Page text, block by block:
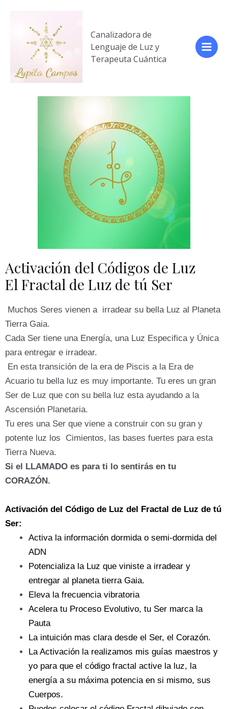
Canalizadora de
Lenguaje de Luz y
Terapeuta Cuántica
Activación del Códigos de Luz
El Fractal de Luz de tú Ser
Muchos Seres vienen a irradear su bella Luz al Planeta
Tierra Gaia.
Cada Ser tiene una Energía, una Luz Especifica y Única
para entregar e irradear.
En esta transición de la era de Piscis a la Era de
Acuario tu bella luz es muy importante. Tu eres un gran
Ser de Luz que con su bella luz esta ayudando a la
Ascensión Planetaria.
Tu eres una Ser que viene a construir con su gran y
potente luz los Cimientos, las bases fuertes para esta
Tierra Nueva.
Si el LLAMADO es para ti lo sentirás en tu
CORAZÓN.
Activación del Código de Luz del Fractal de Luz de tú
Ser:
Activa la información dormida o semi-dormida del
ADN
Potencializa la Luz que viniste a irradear y
entregar al planeta tierra Gaia.
Eleva la frecuencia vibratoria
Acelera tu Proceso Evolutivo, tu Ser marca la
Pauta
La intuición mas clara desde el Ser, el Corazón.
La Activación la realizamos mis guías maestros y
yo para que el código fractal active la luz, la
energía a su máxima potencia en si mismo, sus
Cuerpos.